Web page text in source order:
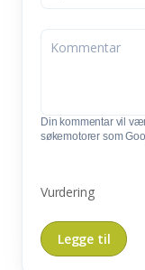
Din kommentar vil
søkemotorer som
Vurdering